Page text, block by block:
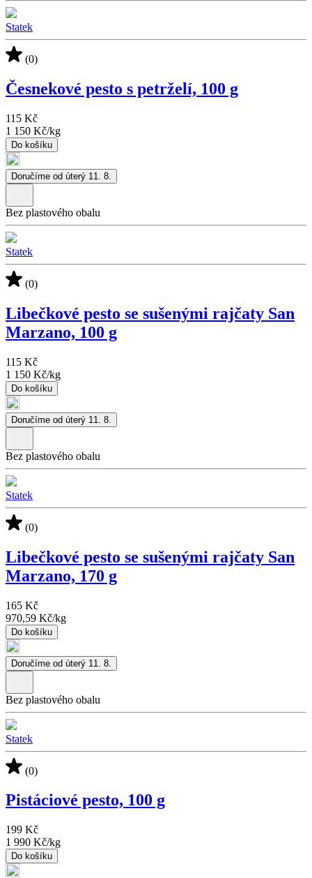
Statek
(0)
Česnekové pesto s petrželí, 100 g
115 Kč
1 150 Kč/kg
Do košíku
Doručíme od úterý 11. 8.
Bez plastového obalu
Statek
(0)
Libečkové pesto se sušenými rajčaty San
Marzano, 100 g
115 Kč
1 150 Kč/kg
Do košíku
Doručíme od úterý 11. 8.
Bez plastového obalu
Statek
(0)
Libečkové pesto se sušenými rajčaty San
Marzano, 170 g
165 Kč
970,59 Kč/kg
Do košíku
Doručíme od úterý 11. 8.
Bez plastového obalu
Statek
(0)
Pistáciové pesto, 100 g
199 Kč
1 990 Kč/kg
Do košíku